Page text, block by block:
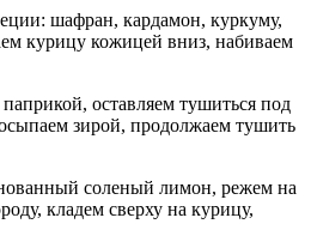
шафран, кардамон, куркуму,
курицу кожицей вниз, набиваем
оставляем тушиться под
зирой, продолжаем тушить
соленый лимон, режем на
кладем сверху на курицу,